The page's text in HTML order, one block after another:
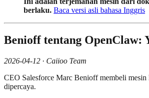
berlaku. Baca versi asli bahasa Inggris
Benioff tentang OpenClaw:
2026-04-12 · Caiioo Team
CEO Salesforce Marc Benioff membeli
dipercaya.